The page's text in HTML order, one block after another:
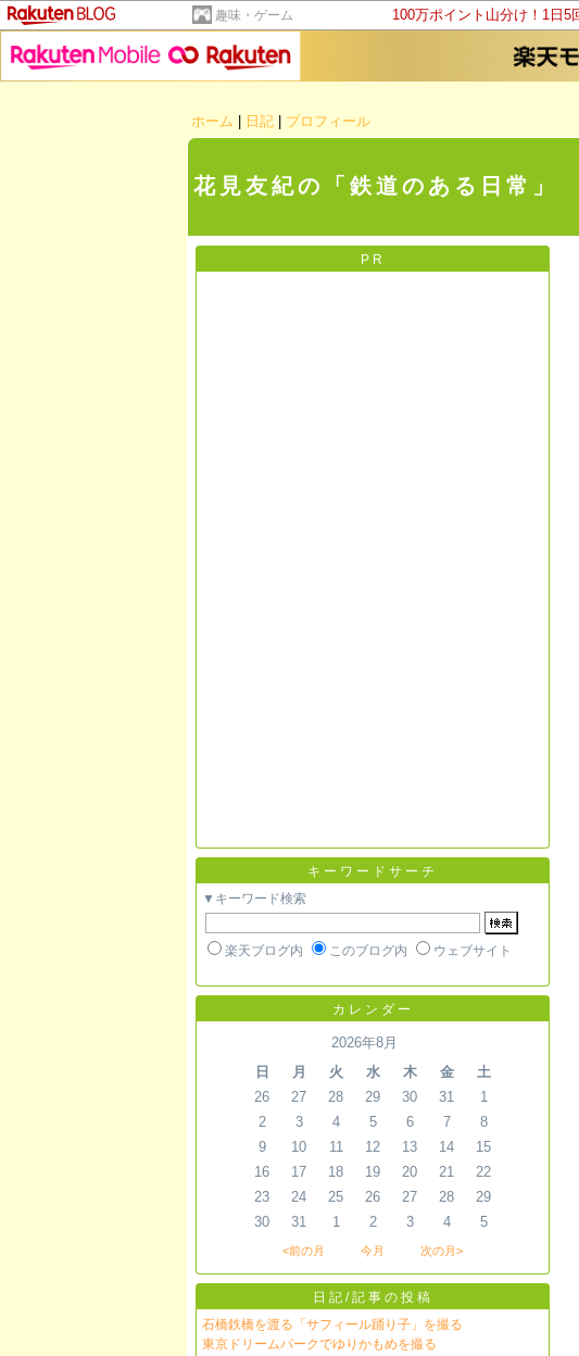
趣味・ゲーム 100万ポイント山分け！1日5
ホーム
日記 プロフィール
花見友紀の「鉄道のある日常」
PR
キーワードサーチ
▼キーワード検索
楽天ブログ内 このブログ内 ウェブサイト
カレンダー
2026年8月
日
月 火 水 木 金
土
26
27 28 29 30 31
1
2
3 4 5 6 7
8
9
10 11 12 13 14
15
16
17 18 19 20 21
22
23
24 25 26 27 28
29
30
31 1 2 3 4 5
<前の月 今月 次の月>
日記/記事の投稿
石橋鉄橋を渡る「サフィール踊り子」を撮る
東京ドリームパークでゆりかもめを撮る